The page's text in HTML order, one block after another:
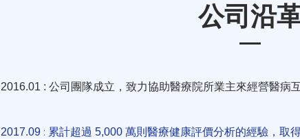
公司沿
2016.01 : 公司團隊成立，致力協助醫療院所業主來經營醫病互
2017.09 : 累計超過 5,000 萬則醫療健康評價分析的經驗，取